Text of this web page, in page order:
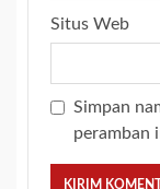
Situs Web
Simpan
peramban